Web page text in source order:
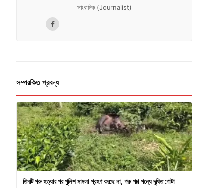
সাংবাদিক (Journalist)
সম্পরকিত প্রবন্ধ
তিনটি গরু হত্যার পর পুলিশ মামলা গ্রহণ করছে না, গরু পচা গন্ধে দূষিত গোটা